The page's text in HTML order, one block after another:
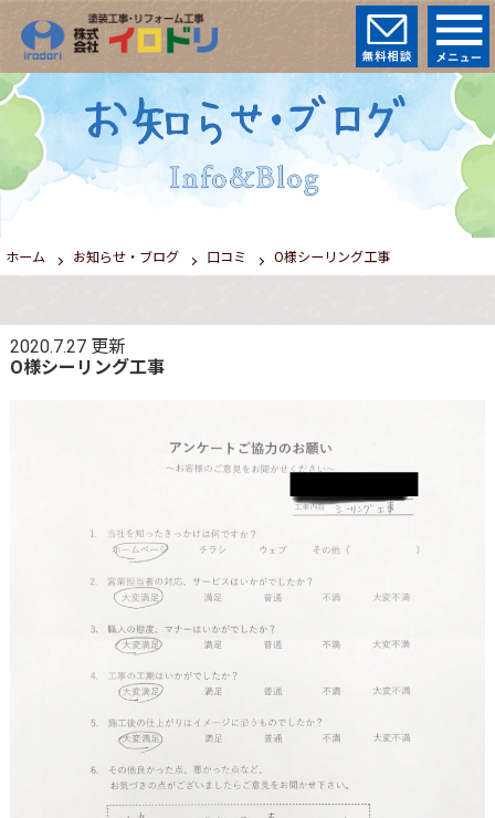
ホーム お知らせ・ブログ 口コミ O様シーリング工事
2020.7.27更新
O様シーリング工事